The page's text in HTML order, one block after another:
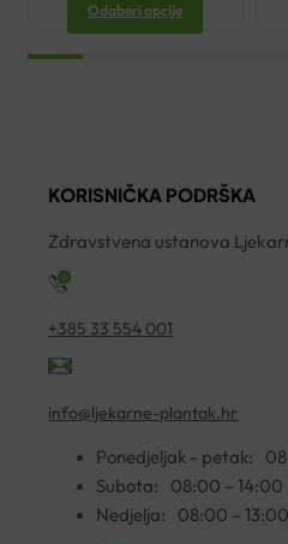
Odaberi opcije
KORISNIČKA PODRŠKA
Zdravstvena ustanova
+385 33 554 001
info@ljekarne-plantak.hr
Ponedjeljak - petak:
Subota:
08:00 – 14:00
Nedjelja:
08:00 – 13:00